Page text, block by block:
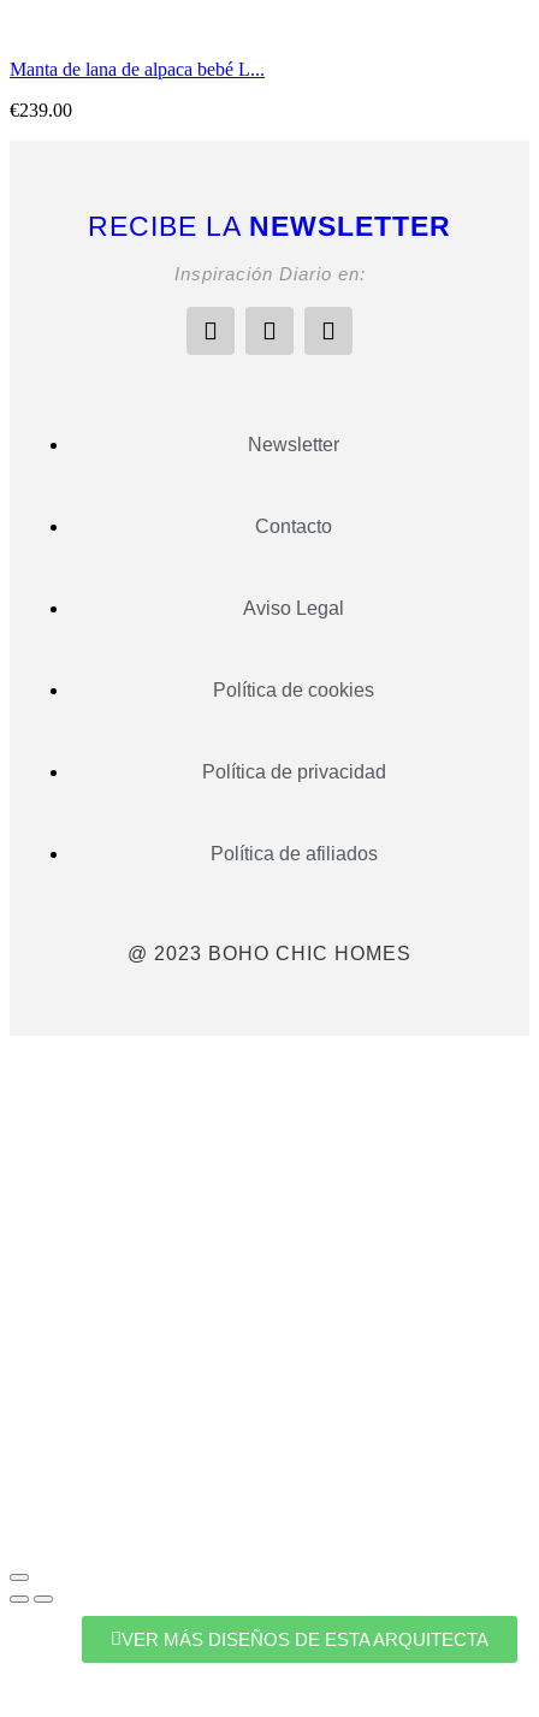
Manta de lana de alpaca bebé L...
€239.00
RECIBE LA NEWSLETTER
Inspiración Diario en:
Newsletter
Contacto
Aviso Legal
Política de cookies
Política de privacidad
Política de afiliados
@ 2023 BOHO CHIC HOMES
VER MÁS DISEÑOS DE ESTA ARQUITECTA